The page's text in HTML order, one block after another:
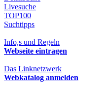
Livesuche
TOP100
Suchtipps
Info,s und Regeln
Webseite eintragen
Das Linknetzwerk
Webkatalog anmelden